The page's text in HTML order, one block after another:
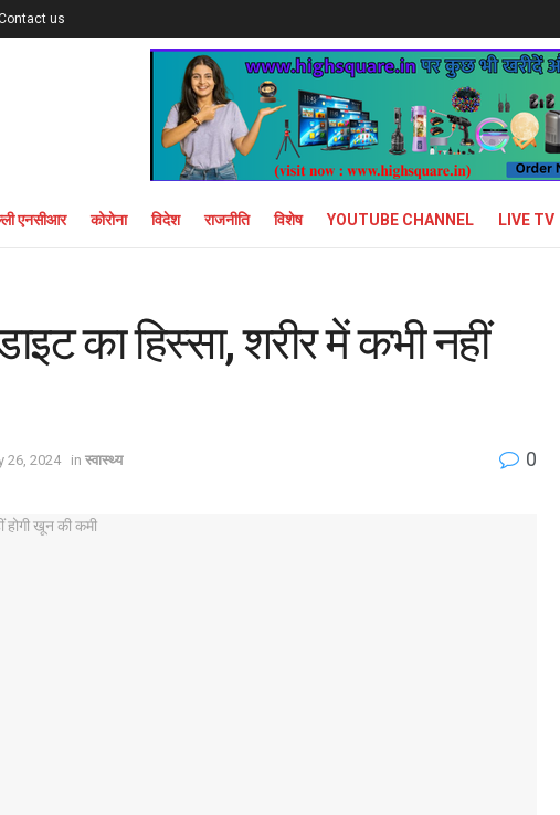
us
एनसीआर कोरोना विदेश राजनीति विशेष YOUTUBE CHANNEL LIVE TV
का हिस्सा, शरीर में कभी नहीं
26, 2024 in स्वास्थ्य 0